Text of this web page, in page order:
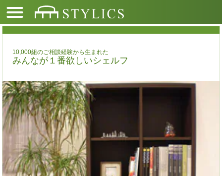
10,000組のご相談経験から生まれた
みんなが１番欲しいシェルフ